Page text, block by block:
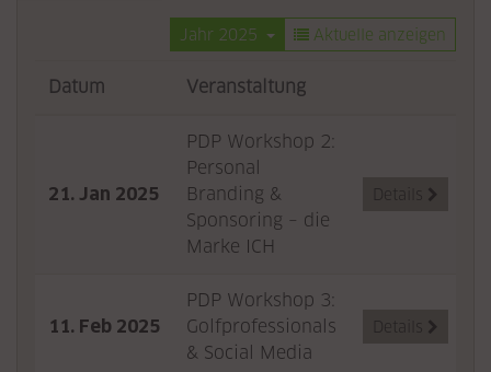
Jahr 2025 Aktuelle anzeigen
Datum Veranstaltung
21. Jan 2025
PDP Workshop 2:
Personal
Branding &
Sponsoring – die
Marke ICH
Details 
11. Feb 2025
PDP Workshop 3:
Golfprofessionals
& Social Media
Details 